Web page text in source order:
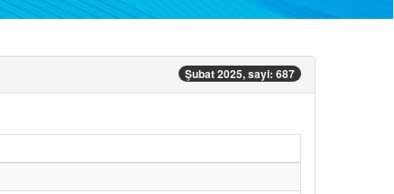
Şubat 2025, sayi: 687